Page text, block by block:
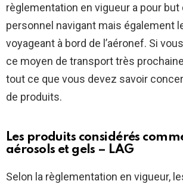
règlementation en vigueur a pour
personnel navigant mais également
voyageant à bord de l’aéronef. Si
ce moyen de transport très
tout ce que vous devez savoir
de produits.
Les produits considérés
aérosols et gels – LAG
Selon la règlementation en vigueur,